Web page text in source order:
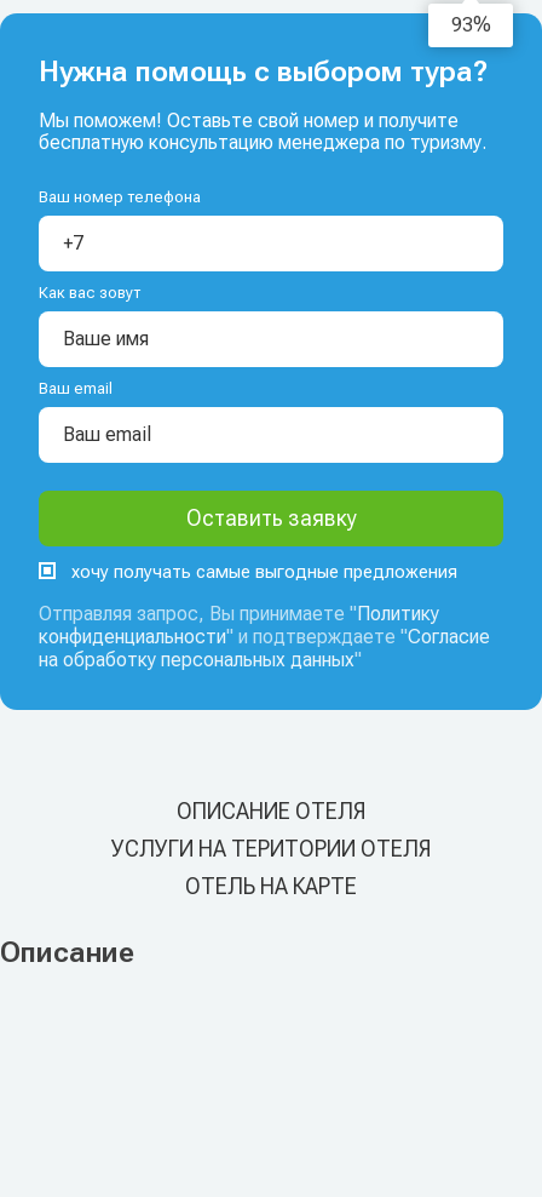
94%
Нужна помощь с выбором тура?
Мы поможем! Оставьте свой номер и получите
бесплатную консультацию менеджера по туризму.
Ваш номер телефона
Как вас зовут
Ваш email
хочу получать самые выгодные предложения
Отправляя запрос, Вы принимаете "Политику
конфиденциальности" и подтверждаете "Согласие
на обработку персональных данных"
ОПИСАНИЕ ОТЕЛЯ
УСЛУГИ НА ТЕРИТОРИИ ОТЕЛЯ
ОТЕЛЬ НА КАРТЕ
Описание